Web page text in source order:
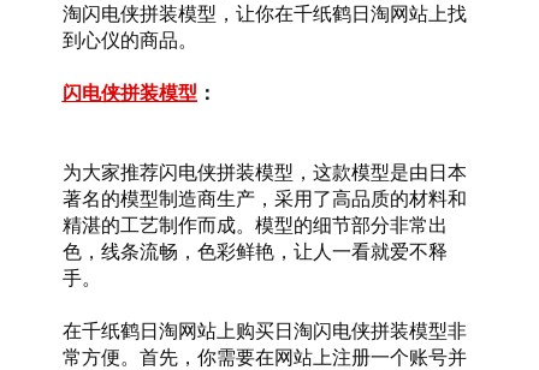
淘闪电侠拼装模型，让你在千纸鹤日淘网站上找
到心仪的商品。
闪电侠拼装模型 ：
为大家推荐闪电侠拼装模型，这款模型是由日本
著名的模型制造商生产，采用了高品质的材料和
精湛的工艺制作而成。模型的细节部分非常出
色，线条流畅，色彩鲜艳，让人一看就爱不释
手。
在千纸鹤日淘网站上购买日淘闪电侠拼装模型非
常方便。首先，你需要在网站上注册一个账号并